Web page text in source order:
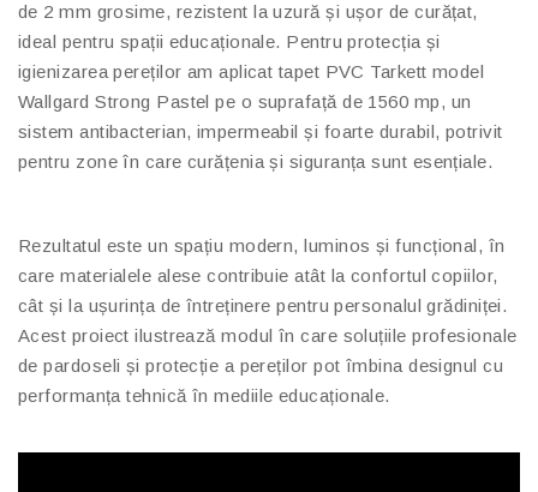
de 2 mm grosime, rezistent la uzură și ușor de curățat,
ideal pentru spații educaționale. Pentru protecția și
igienizarea pereților am aplicat tapet PVC Tarkett model
Wallgard Strong Pastel pe o suprafață de 1560 mp, un
sistem antibacterian, impermeabil și foarte durabil, potrivit
pentru zone în care curățenia și siguranța sunt esențiale.
Rezultatul este un spațiu modern, luminos și funcțional, în
care materialele alese contribuie atât la confortul copiilor,
cât și la ușurința de întreținere pentru personalul grădiniței.
Acest proiect ilustrează modul în care soluțiile profesionale
de pardoseli și protecție a pereților pot îmbina designul cu
performanța tehnică în mediile educaționale.